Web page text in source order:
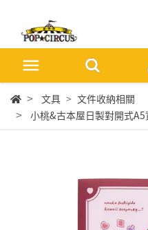
文具
文件收納相關
小桃&古本屋日製對開式